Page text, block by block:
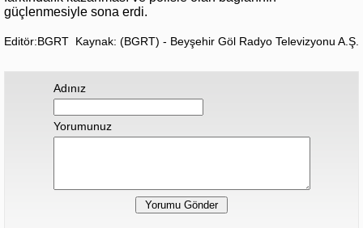
güçlenmesiyle sona erdi.
Editör:BGRT Kaynak: (BGRT) - Beyşehir Göl Radyo Televizyonu A.Ş.
Adınız
Yorumunuz